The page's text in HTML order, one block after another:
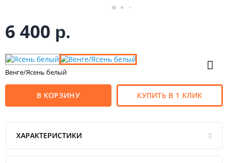
6 400 р.
Венге/Ясень белый
В КОРЗИНУ КУПИТЬ В 1 КЛИК
ХАРАКТЕРИСТИКИ